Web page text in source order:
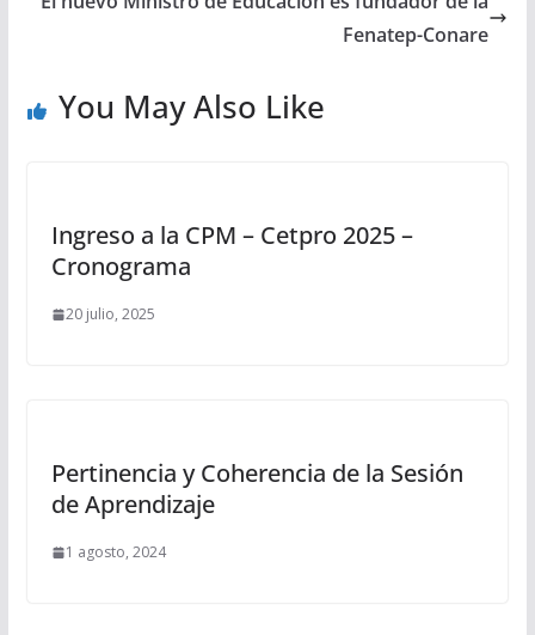
Fenatep-Conare
You May Also Like
Ingreso a la CPM – Cetpro 2025 –
Cronograma
20 julio, 2025
Pertinencia y Coherencia de la Sesión
de Aprendizaje
1 agosto, 2024